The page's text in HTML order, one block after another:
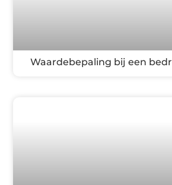
Waardebepaling bij een